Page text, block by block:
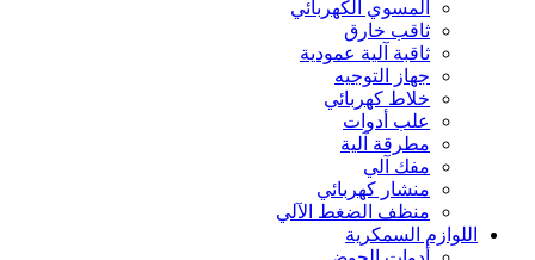
المسوي الكهربائي
ثاقب خارق
ثاقبة آلية عمودية
جهاز التوجيه
خلاط كهربائي
علب أدوات
مطرقة آلية
مفك آلي
منشار كهربائي
منظف الضغط الآلي
اللوازم السمكرية